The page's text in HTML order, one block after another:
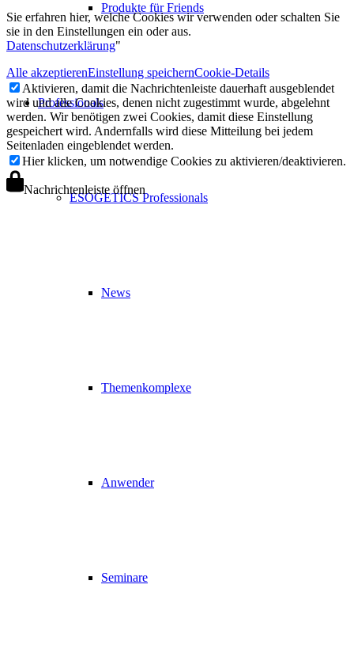
Produkte für Friends
Professionals
ESOGETICS Professionals
News
Themenkomplexe
Anwender
Seminare
Sie erfahren hier, welche Cookies wir verwenden oder schalten Sie
sie in den Einstellungen ein oder aus.
Datenschutzerklärung"
Alle akzeptierenEinstellung speichernCookie-Details
Aktivieren, damit die Nachrichtenleiste dauerhaft ausgeblendet
wird und alle Cookies, denen nicht zugestimmt wurde, abgelehnt
werden. Wir benötigen zwei Cookies, damit diese Einstellung
gespeichert wird. Andernfalls wird diese Mitteilung bei jedem
Seitenladen eingeblendet werden.
Hier klicken, um notwendige Cookies zu aktivieren/deaktivieren.
Nachrichtenleiste öffnen